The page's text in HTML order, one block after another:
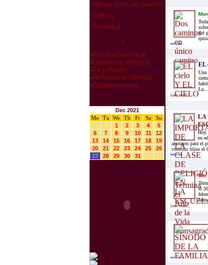
Iglesia resto del mundo
Cultura
Sociedad
· Homilia Dominical
· Hablan los Obispos
· Fe y Razón
· Reflexion en libertad
·Colaboraciones
Dec 2021
Mo
Tu We Th Fr Sa
Su
1
2 3 4
5
6
7 8 9 10 11
12
13
14 15 16 17 18
19
20
21 22 23 24 25
26
27
28 29 30 31
del
leer mas...
EL
Una
La...
Leer mas...
LA
Hoy
en
alumnos para el
vuestros hijos el
leer mas...
el
Leer mas...
leer mas...